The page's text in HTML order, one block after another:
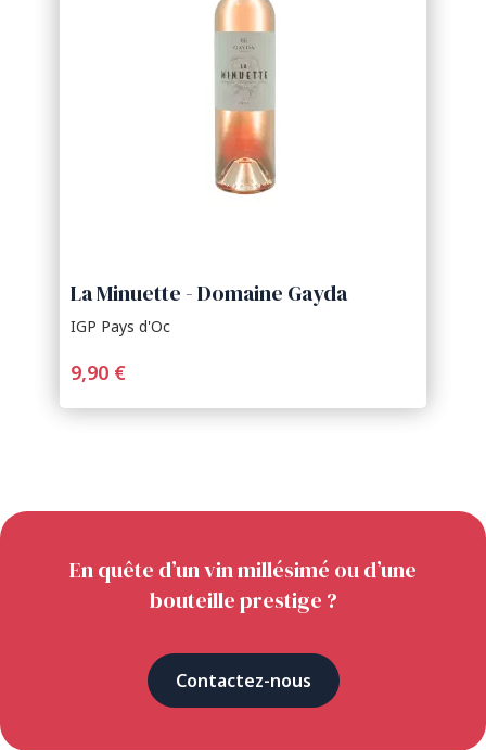
La Minuette - Domaine Gayda
IGP Pays d'Oc
9,90 €
En quête d’un vin millésimé ou d’une
bouteille prestige ?
Contactez-nous